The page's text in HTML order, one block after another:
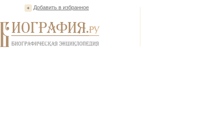
Добавить в избранное